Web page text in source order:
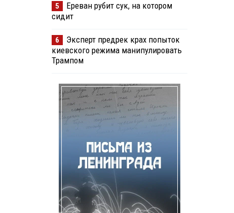
5
Ереван рубит сук, на котором
сидит
6
Эксперт предрек крах попыток
киевского режима манипулировать
Трампом